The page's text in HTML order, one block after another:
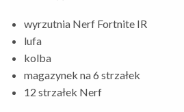
wyrzutnia Nerf Fortnite IR
lufa
kolba
magazynek na 6 strzałek
12 strzałek Nerf